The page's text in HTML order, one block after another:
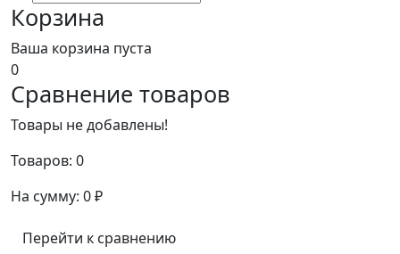
Корзина
Ваша корзина пуста
0
Сравнение товаров
Товары не добавлены!
Товаров: 0
На сумму: 0₽
Перейти к сравнению